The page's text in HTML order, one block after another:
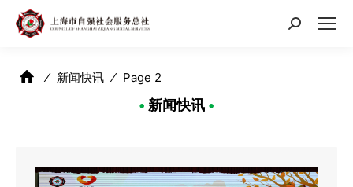
搜
⁄ 新闻快讯 ⁄ Page 2
• 新闻快讯 •